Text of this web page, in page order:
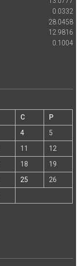
0.0332
28.0458
12.9816
0.1004
C
P
4
5
11
12
18
19
25
26